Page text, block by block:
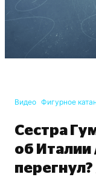
Видео Фигурное
Сестра
об Италии